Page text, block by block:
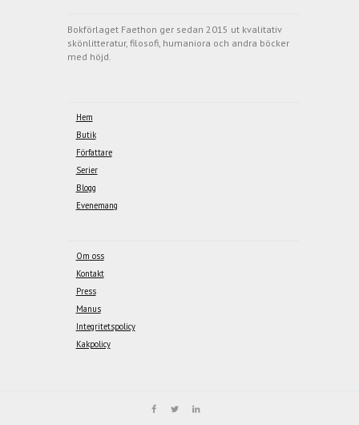
Bokförlaget Faethon ger sedan 2015 ut kvalitativ
skönlitteratur, filosofi, humaniora och andra böcker
med höjd.
Hem
Butik
Författare
Serier
Blogg
Evenemang
Om oss
Kontakt
Press
Manus
Integritetspolicy
Kakpolicy